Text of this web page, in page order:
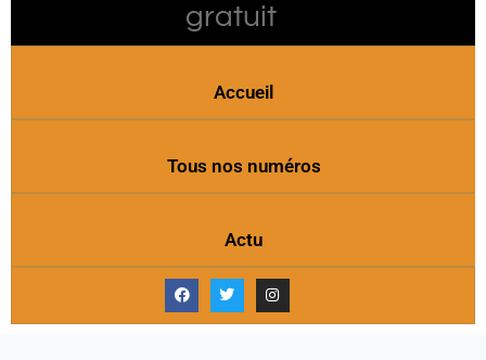
gratuit
Accueil
Tous nos numéros
Actu